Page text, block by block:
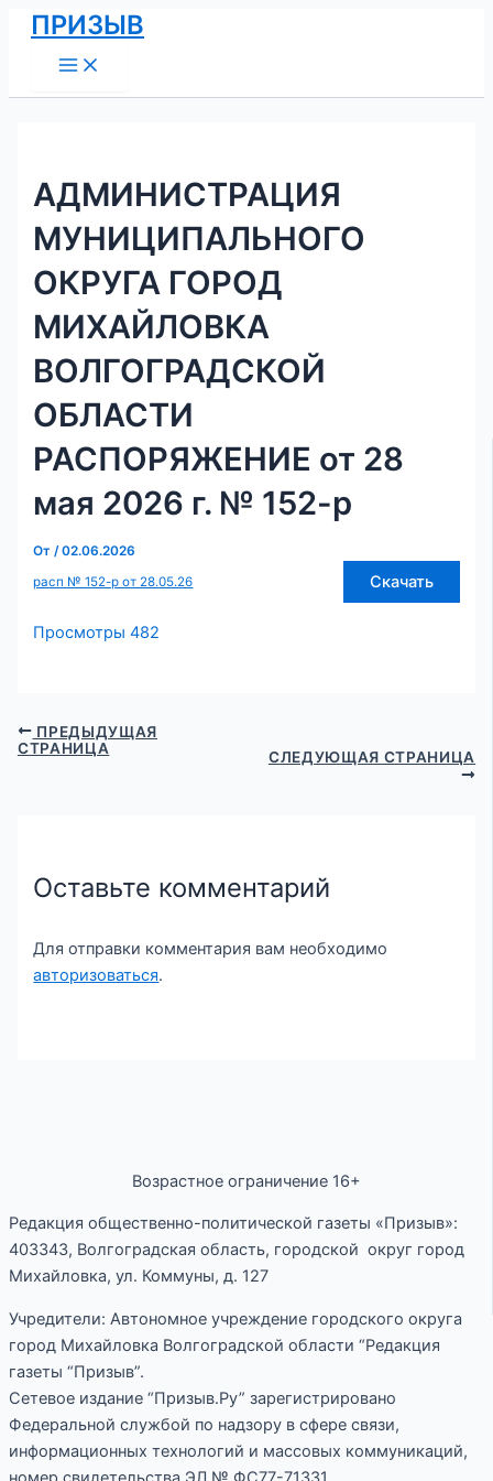
Перейти
содержимому
ПРИЗЫВ
Menu
АДМИНИСТРАЦИЯ
МУНИЦИПАЛЬНОГО
ОКРУГА ГОРОД
МИХАЙЛОВКА
ВОЛГОГРАДСКОЙ
ОБЛАСТИ
РАСПОРЯЖЕНИЕ от 28
мая 2026 г. № 152-р
От/02.06.2026
расп № 152-р от 28.05.26
Скачать
Просмотры 482
Навигация
по
записям
ПРЕДЫДУЩАЯ
СТРАНИЦА
СЛЕДУЮЩАЯ СТРАНИЦА
Оставьте комментарий
Для отправки комментария вам необходимо
авторизоваться.
Возрастное ограничение 16+
Редакция общественно-политической газеты «Призыв»:
403343, Волгоградская область, городской округ город
Михайловка, ул. Коммуны, д. 127
Учредители: Автономное учреждение городского округа
город Михайловка Волгоградской области “Редакция
газеты “Призыв”.
Сетевое издание “Призыв.Ру” зарегистрировано
Федеральной службой по надзору в сфере связи,
информационных технологий и массовых коммуникаций,